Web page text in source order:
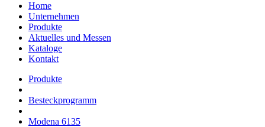
Home
Unternehmen
Produkte
Aktuelles und Messen
Kataloge
Kontakt
Produkte
Besteckprogramm
Modena 6135